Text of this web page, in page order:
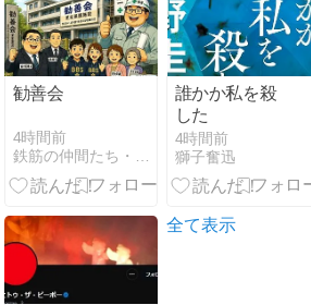
勧善会
4時間前
誰かか私を殺
した
4時間前
獅子奮迅
全て表示